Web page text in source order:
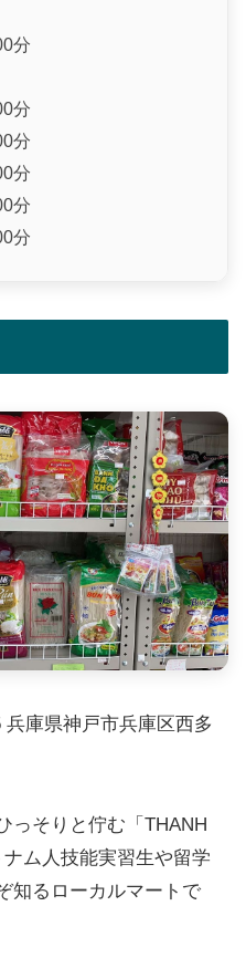
分
分
分
分
分
分
庫県神戸市兵庫区西多
っそりと佇む「THANH
ム人技能実習生や留学
知るローカルマートで